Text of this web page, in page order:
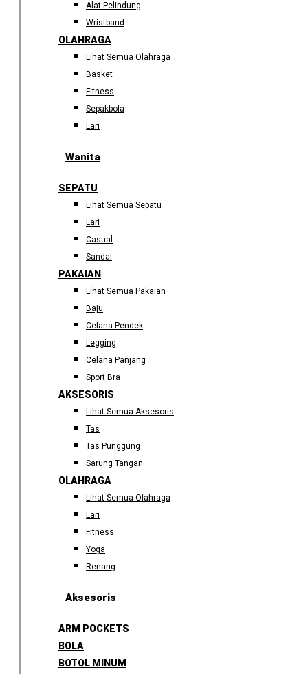
Alat Pelindung
Wristband
OLAHRAGA
Lihat Semua Olahraga
Basket
Fitness
Sepakbola
Lari
Wanita
SEPATU
Lihat Semua Sepatu
Lari
Casual
Sandal
PAKAIAN
Lihat Semua Pakaian
Baju
Celana Pendek
Legging
Celana Panjang
Sport Bra
AKSESORIS
Lihat Semua Aksesoris
Tas
Tas Punggung
Sarung Tangan
OLAHRAGA
Lihat Semua Olahraga
Lari
Fitness
Yoga
Renang
Aksesoris
ARM POCKETS
BOLA
BOTOL MINUM